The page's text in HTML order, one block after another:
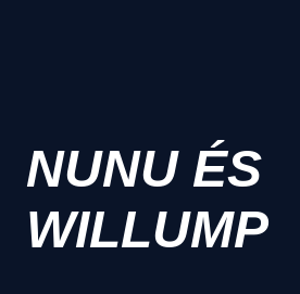
NUNU ÉS
WILLUMP